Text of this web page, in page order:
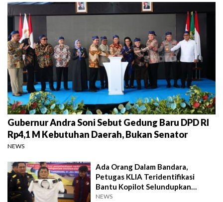
Gubernur Andra Soni Sebut Gedung Baru DPD RI
Rp4,1 M Kebutuhan Daerah, Bukan Senator
NEWS
Ada Orang Dalam Bandara,
Petugas KLIA Teridentifikasi
Bantu Kopilot Selundupkan
Ekstasi ke Indonesia
NEWS